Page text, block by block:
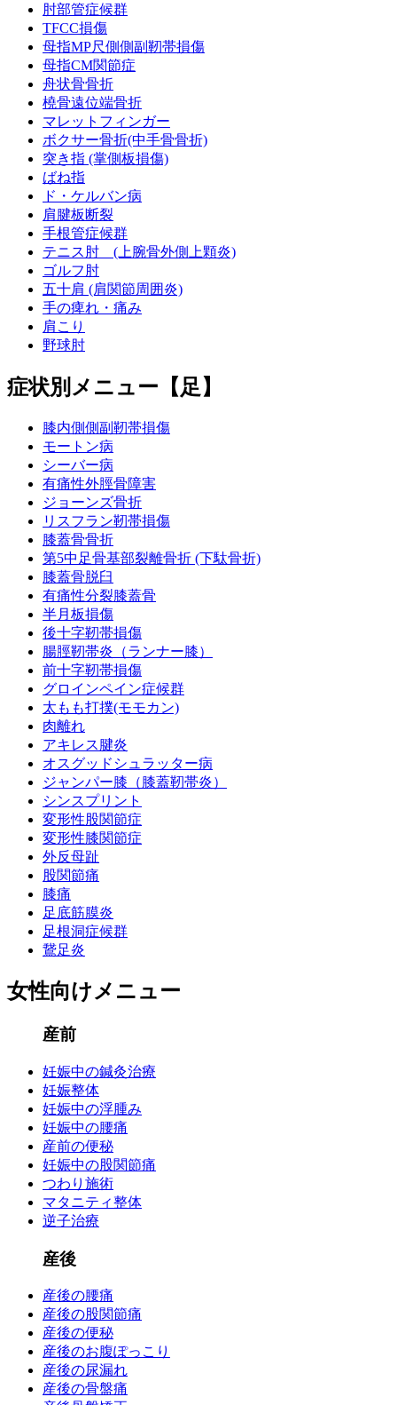
肘部管症候群
TFCC損傷
母指MP尺側側副靭帯損傷
母指CM関節症
舟状骨骨折
橈骨遠位端骨折
マレットフィンガー
ボクサー骨折(中手骨骨折)
突き指 (掌側板損傷)
ばね指
ド・ケルバン病
肩腱板断裂
手根管症候群
テニス肘 (上腕骨外側上顆炎)
ゴルフ肘
五十肩 (肩関節周囲炎)
手の痺れ・痛み
肩こり
野球肘
症状別メニュー【足】
膝内側側副靭帯損傷
モートン病
シーバー病
有痛性外脛骨障害
ジョーンズ骨折
リスフラン靭帯損傷
膝蓋骨骨折
第5中足骨基部裂離骨折 (下駄骨折)
膝蓋骨脱臼
有痛性分裂膝蓋骨
半月板損傷
後十字靭帯損傷
腸脛靭帯炎（ランナー膝）
前十字靭帯損傷
グロインペイン症候群
太もも打撲(モモカン)
肉離れ
アキレス腱炎
オスグッドシュラッター病
ジャンパー膝（膝蓋靭帯炎）
シンスプリント
変形性股関節症
変形性膝関節症
外反母趾
股関節痛
膝痛
足底筋膜炎
足根洞症候群
鵞足炎
女性向けメニュー
産前
妊娠中の鍼灸治療
妊娠整体
妊娠中の浮腫み
妊娠中の腰痛
産前の便秘
妊娠中の股関節痛
つわり施術
マタニティ整体
逆子治療
産後
産後の腰痛
産後の股関節痛
産後の便秘
産後のお腹ぽっこり
産後の尿漏れ
産後の骨盤痛